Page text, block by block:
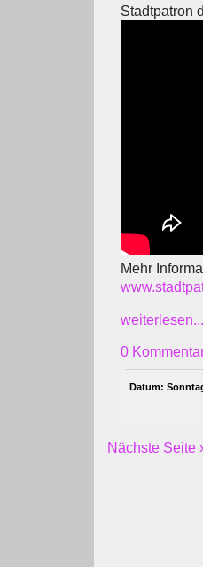
Stadtpatron
Mehr
weiterlesen...
0
Datum:
Nächste Seite